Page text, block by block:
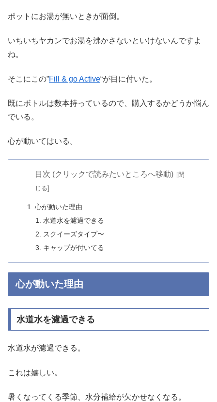
ポットにお湯が無いときが面倒。
いちいちヤカンでお湯を沸かさないといけないんですよ
ね。
そこにこの”Fill & go Active“が目に付いた。
既にボトルは数本持っているので、購入するかどうか悩ん
でいる。
心が動いてはいる。
目次 (クリックで読みたいところへ移動)
心が動いた理由
水道水を濾過できる
スクイーズタイプ〜
キャップが付いてる
心が動いた理由
水道水を濾過できる
水道水が濾過できる。
これは嬉しい。
暑くなってくる季節、水分補給が欠かせなくなる。